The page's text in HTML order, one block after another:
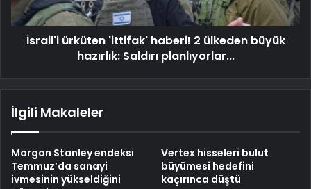
İsrail'i ürküten 'ittifak' haberi! 2 ülkeden büyük
hazırlık: Saldırı planlıyorlar...
İlgili Makaleler
Morgan Stanley endeksi
Temmuz’da sanayi
ivmesinin yükseldiğini
Vertex hisseleri bulut
büyümesi hedefini
kaçırınca düştü